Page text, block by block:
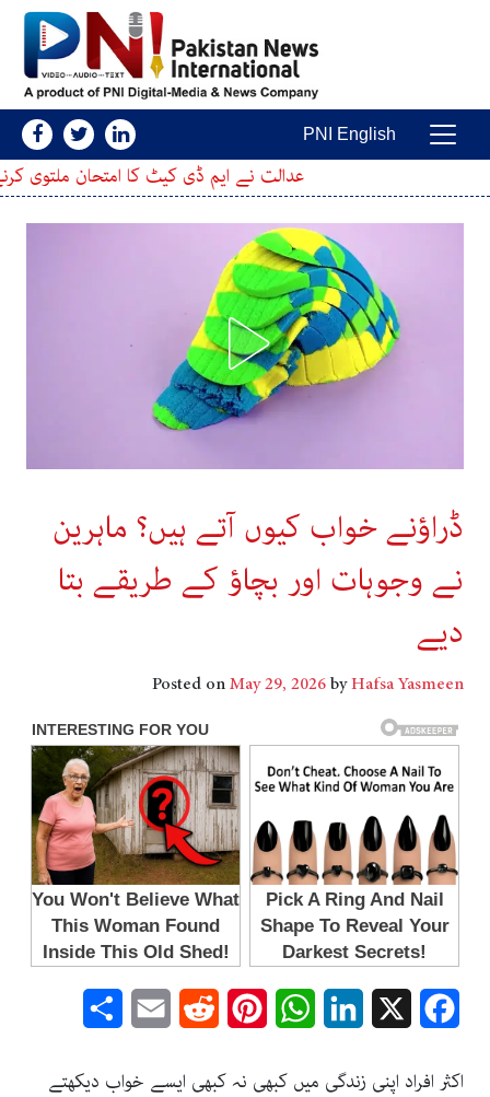
Main Navigation
PNI English
عدالت نے ایم ڈی کیٹ کا امتحان ملتوی کرنے کی درخواست پر
ڈراؤنے خواب کیوں آتے ہیں؟ ماہرین
نے وجوہات اور بچاؤ کے طریقے بتا
دیے
Posted onMay 29, 2026byHafsa Yasmeen
Facebook
LinkedIn
WhatsApp
Pinterest
Reddit
Email
اکثر افراد اپنی زندگی میں کبھی نہ کبھی ایسے خواب دیکھتے